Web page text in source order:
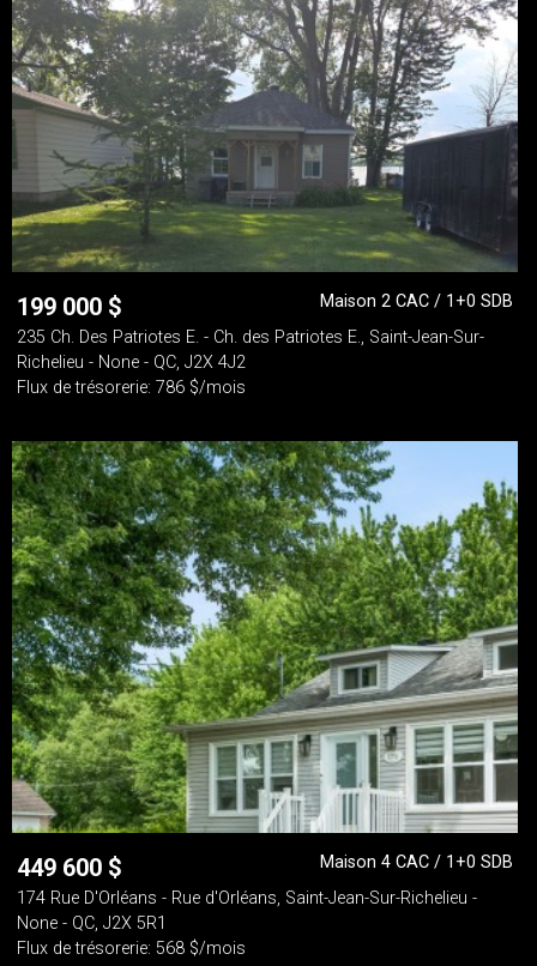
199 000 $
Maison 2 CAC / 1+0 SDB
235 Ch. Des Patriotes E. - Ch. des Patriotes E., Saint-Jean-Sur-
Richelieu - None - QC, J2X 4J2
Flux de trésorerie: 786 $/mois
449 600 $
Maison 4 CAC / 1+0 SDB
174 Rue D'Orléans - Rue d'Orléans, Saint-Jean-Sur-Richelieu -
None - QC, J2X 5R1
Flux de trésorerie: 568 $/mois